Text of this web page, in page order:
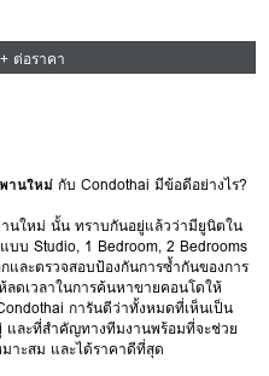
ต่อราคา
านใหม่ กับ Condothai มีข้อดีอย่างไร?
นใหม่ นั้น ทราบกันอยู่แล้วว่ามียูนิตใน
บบ Studio, 1 Bedroom, 2 Bedrooms
และตรวจสอบป้องกันการซ้ำกันของการ
ลดเวลาในการค้นหาขายคอนโดให้
การันตีว่าทั้งหมดที่เห็นเป็น
และที่สำคัญทางทีมงานพร้อมที่จะช่วย
าะสม และได้ราคาดีที่สุด